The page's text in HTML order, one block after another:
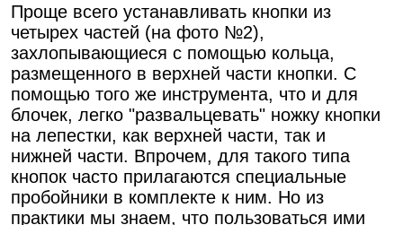
Проще всего устанавливать кнопки из
четырех частей (на фото №2),
захлопывающиеся с помощью кольца,
размещенного в верхней части кнопки. С
помощью того же инструмента, что и для
блочек, легко "развальцевать" ножку кнопки
на лепестки, как верхней части, так и
нижней части. Впрочем, для такого типа
кнопок часто прилагаются специальные
пробойники в комплекте к ним. Но из
практики мы знаем, что пользоваться ими